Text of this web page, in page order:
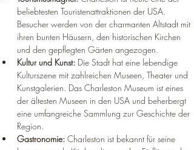
beliebtesten Touristenattraktionen der USA.
Besucher werden von der charmanten Altstadt mit
ihren bunten Häusern, den historischen Kirchen
und den gepflegten Gärten angezogen.
Kultur und Kunst: Die Stadt hat eine lebendige
Kulturszene mit zahlreichen Museen, Theater und
Kunstgalerien. Das Charleston Museum ist eines
der ältesten Museen in den USA und beherbergt
eine umfangreiche Sammlung zur Geschichte der
Region.
Gastronomie: Charleston ist bekannt für seine